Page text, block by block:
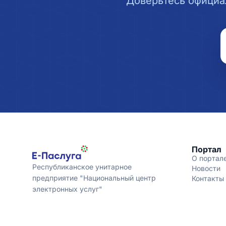
Республиканское унитарное
предприятие "Национальный центр
электронных услуг"
Портал
О
Новости
Контакты